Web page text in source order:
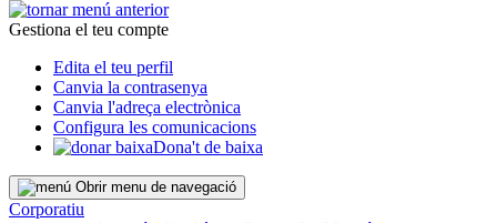
Gestiona el teu compte
Edita el teu perfil
Canvia la contrasenya
Canvia l'adreça electrònica
Configura les comunicacions
Dona't de baixa
Obrir menu de navegació
Corporatiu